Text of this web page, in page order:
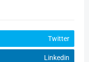
Twitter
Linkedin